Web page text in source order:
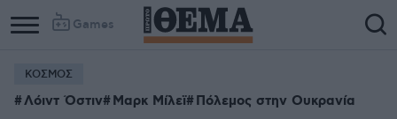
Games
ΚΟΣΜΟΣ
Λόιντ Όστιν Μαρκ Μίλεϊ Πόλεμος στην Ουκρανία